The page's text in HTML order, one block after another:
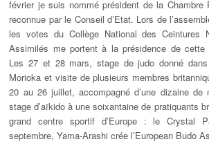
février je suis nommé président de la
reconnue par le Conseil d’Etat. Lors de
les votes du Collège National des Ceintures
Assimilés me portent à la présidence de cette
Les 27 et 28 mars, stage de judo donné
Morioka et visite de plusieurs membres
20 au 26 juillet, accompagné d’une dizaine de
stage d’aïkido à une soixantaine de pratiquants
grand centre sportif d’Europe : le Crystal
septembre, Yama-Arashi crée l’European Budo